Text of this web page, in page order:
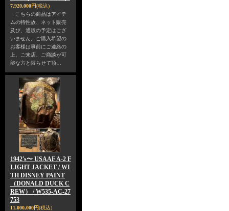
7,920,000円(税込)
・こちらの商品はアイテ
ムの特性故、ネット販売
及び、通販の予定はござ
いません。ご購入希望の
お客様は事前にご連絡の
上、ご来店、ご商談が可
能な方と限らせて頂…
1942's〜 USAAF A-2 F
LIGHT JACKET / WI
TH DISNEY PAINT
（DONALD DUCK C
REW） / W535-AC-27
753
11,000,000円(税込)